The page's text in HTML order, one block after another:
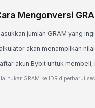
Mengonversi
jumlah GRAM yang
akan menampilkan
akun Bybit untuk
tukar GRAM ke IDR diperbarui